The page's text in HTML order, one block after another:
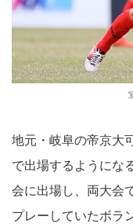
地元・岐阜の帝京大
で出場するようにな
会に出場し、両大会
プレーしていたボラ